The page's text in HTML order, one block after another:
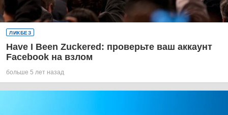
ЛИКБЕЗ
Have I Been Zuckered: проверьте ваш аккаунт
Facebook на взлом
больше 5 лет назад